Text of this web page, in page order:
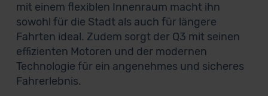
mit einem flexiblen Innenraum macht ihn
sowohl für die Stadt als auch für längere
Fahrten ideal. Zudem sorgt der Q3 mit seinen
effizienten Motoren und der modernen
Technologie für ein angenehmes und sicheres
Fahrerlebnis.